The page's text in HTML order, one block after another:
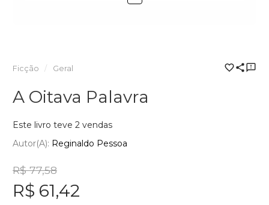
Ficção Geral
A Oitava Palavra
Este livro teve 2 vendas
Autor(a): Reginaldo Pessoa
R$ 77,58
R$ 61,42